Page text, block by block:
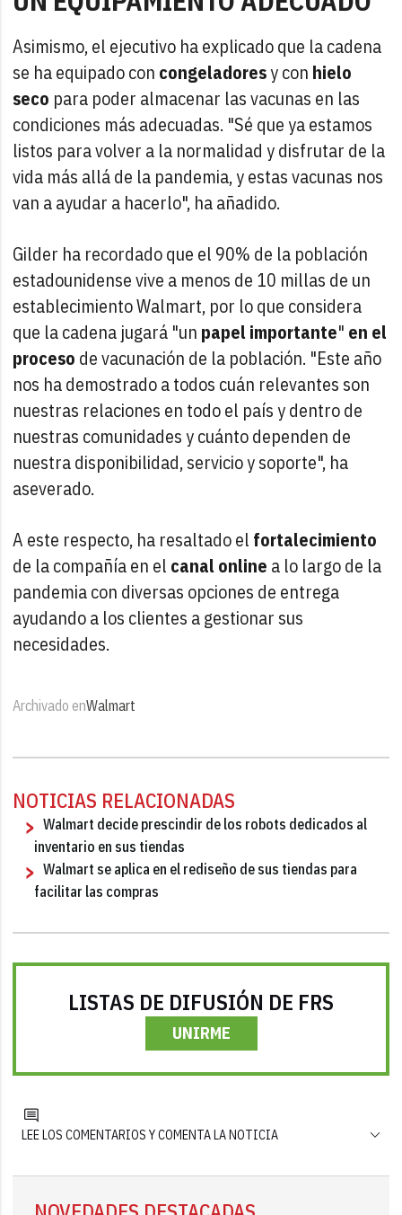
Asimismo, el ejecutivo ha explicado que la cadena
se ha equipado con congeladoresy con hielo
seco para poder almacenar las vacunas en las
condiciones más adecuadas. "Sé que ya estamos
listos para volver a la normalidad y disfrutar de la
vida más allá de la pandemia, y estas vacunas nos
van a ayudar a hacerlo", ha añadido.
Gilder ha recordado que el 90% de la población
estadounidense vive a menos de 10 millas de un
establecimiento Walmart, por lo que considera
que la cadena jugará "un papel importante" en el
proceso de vacunación de la población. "Este año
nos ha demostrado a todos cuán relevantes son
nuestras relaciones en todo el país y dentro de
nuestras comunidades y cuánto dependen de
nuestra disponibilidad, servicio y soporte", ha
aseverado.
A este respecto, ha resaltado el fortalecimiento
de la compañía en el canal online a lo largo de la
pandemia con diversas opciones de entrega
ayudando a los clientes a gestionar sus
necesidades.
Archivado enWalmart
NOTICIAS RELACIONADAS
Walmart decide prescindir de los robots dedicados al
inventario en sus tiendas
Walmart se aplica en el rediseño de sus tiendas para
facilitar las compras
LISTAS DE DIFUSIÓN DE FRS
UNIRME
LEE LOS COMENTARIOS Y COMENTA LA NOTICIA